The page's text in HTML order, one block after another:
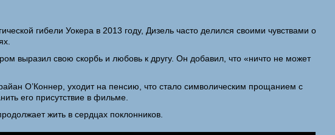
гибели Уокера в 2013 году, Дизель часто делился своими чувствами о
выразил свою скорбь и любовь к другу. Он добавил, что «ничто не может
О’Коннер, уходит на пенсию, что стало символическим прощанием с
его присутствие в фильме.
жить в сердцах поклонников.